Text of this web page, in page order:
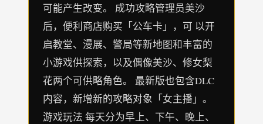
可能产生改变。 成功攻略管理员美沙
后，便利商店购买「公车卡」，可 以开
启教堂、漫展、警局等新地图和丰富的
小游戏供探索，以及偶像美沙、修女梨
花两个可供略角色。 最新版也包含DLC
内容，新增新的攻略对象「女主播」。
游戏玩法 每天分为早上、下午、晚上、